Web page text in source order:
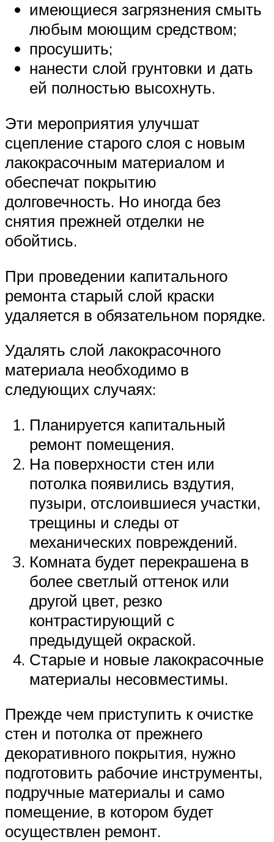
имеющиеся загрязнения смыть
любым моющим средством;
просушить;
нанести слой грунтовки и дать
ей полностью высохнуть.
Эти мероприятия улучшат
сцепление старого слоя с новым
лакокрасочным материалом и
обеспечат покрытию
долговечность. Но иногда без
снятия прежней отделки не
обойтись.
При проведении капитального
ремонта старый слой краски
удаляется в обязательном порядке.
Удалять слой лакокрасочного
материала необходимо в
следующих случаях:
Планируется капитальный
ремонт помещения.
На поверхности стен или
потолка появились вздутия,
пузыри, отслоившиеся участки,
трещины и следы от
механических повреждений.
Комната будет перекрашена в
более светлый оттенок или
другой цвет, резко
контрастирующий с
предыдущей окраской.
Старые и новые лакокрасочные
материалы несовместимы.
Прежде чем приступить к очистке
стен и потолка от прежнего
декоративного покрытия, нужно
подготовить рабочие инструменты,
подручные материалы и само
помещение, в котором будет
осуществлен ремонт.